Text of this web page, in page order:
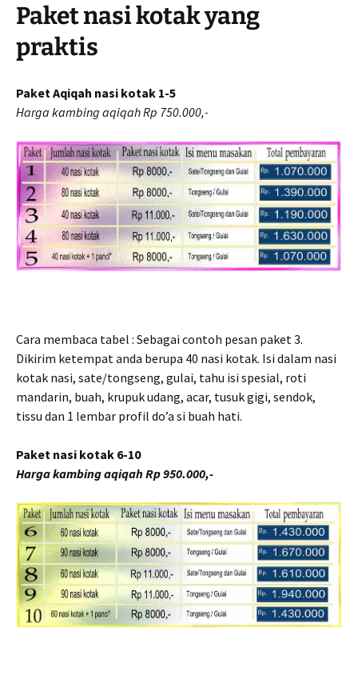
Paket nasi kotak yang
praktis
Paket Aqiqah nasi kotak 1-5
Harga kambing aqiqah Rp 750.000,-
Cara membaca tabel : Sebagai contoh pesan paket 3.
Dikirim ketempat anda berupa 40 nasi kotak. Isi dalam nasi
kotak nasi, sate/tongseng, gulai, tahu isi spesial, roti
mandarin, buah, krupuk udang, acar, tusuk gigi, sendok,
tissu dan 1 lembar profil do’a si buah hati.
Paket nasi kotak 6-10
Harga kambing aqiqah Rp 950.000,-